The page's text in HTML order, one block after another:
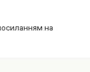
на